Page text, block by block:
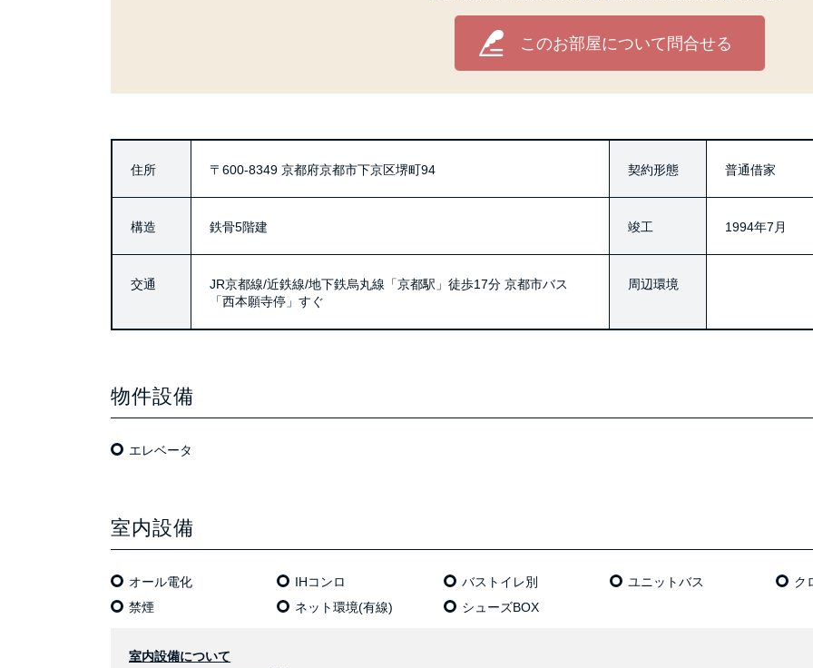
このお部屋について問合せる
住所 〒600-8349 京都府京都市下京区堺町94 契約形態 普通借家
構造 鉄骨5階建 竣工 1994年7月
交通
JR京都線/近鉄線/地下鉄烏丸線「京都駅」徒歩17分 京都市バス
「西本願寺停」すぐ
周辺環境
物件設備
エレベータ
室内設備
オール電化 IHコンロ バストイレ別 ユニットバス ク
禁煙
ネット環境(有線) シューズBOX
室内設備について